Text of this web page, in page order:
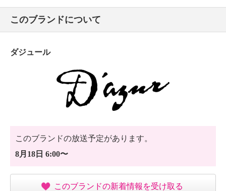
このブランドについて
ダジュール
このブランドの放送予定があります。
8月18日 6:00〜
このブランドの新着情報を受け取る